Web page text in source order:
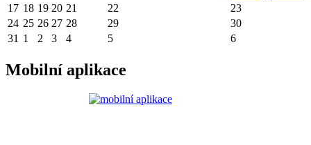
17 18 19 20 21 22
23
24 25 26 27 28 29
30
31 1 2 3 4 5 6
Mobilní aplikace